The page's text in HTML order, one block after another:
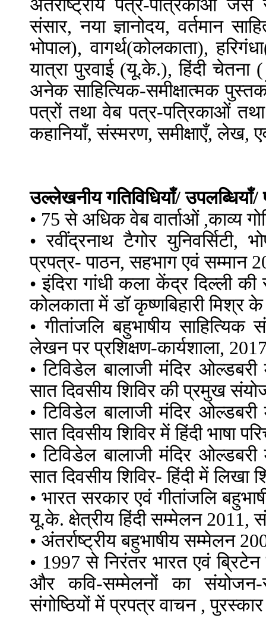
अंतर्राष्ट्रीय पत्र-पत्रिकाओं
संसार, नया ज्ञानोदय, वर्तमान
भोपाल), वागर्थ(कोलकाता),
यात्रा पुरवाई (यू.के.), हिंदी
अनेक साहित्यिक-समीक्षात्मक
पत्रों तथा वेब पत्र-पत्रिकाओं
कहानियाँ, संस्मरण, समीक्षाएँ, लेख,
उल्लेखनीय गतिविधियाँ/ उपलब्धियाँ/
• 75 से अधिक वेब वार्ताओं ,काव्य
• रवींद्रनाथ टैगोर युनिवर्सिटी,
प्रपत्र- पाठन, सहभाग एवं सम्मान
• इंदिरा गांधी कला केंद्र दिल्ली
कोलकाता में डॉ कृष्णबिहारी मिश्र
• गीतांजलि बहुभाषीय साहित्यिक
लेखन पर प्रशिक्षण-कार्यशाला,
• टिविडेल बालाजी मंदिर
सात दिवसीय शिविर की प्रमुख
• टिविडेल बालाजी मंदिर
सात दिवसीय शिविर में हिंदी भाषा
• टिविडेल बालाजी मंदिर
सात दिवसीय शिविर- हिंदी में लिखा
• भारत सरकार एवं गीतांजलि
यू.के. क्षेत्रीय हिंदी सम्मेलन 2011,
• अंतर्राष्ट्रीय बहुभाषीय सम्मेलन
• 1997 से निरंतर भारत एवं ब्रिटेन
और कवि-सम्मेलनों का संयोजन-
संगोष्ठियों में प्रपत्र वाचन ,